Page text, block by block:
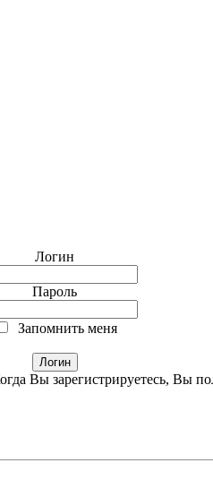
Логин
Пароль
Запомнить меня
Вы зарегистрируетесь, Вы